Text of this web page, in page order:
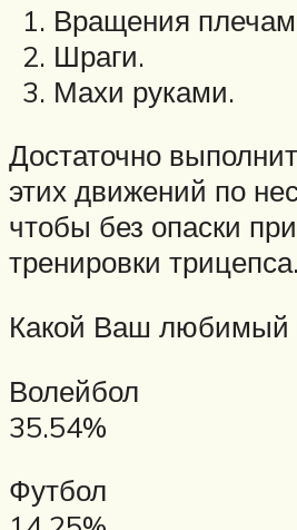
Вращения
Шраги.
Махи руками.
Достаточно
этих движений по
чтобы без опаски
тренировки трицепса.
Какой Ваш любимый
Волейбол
35.54%
Футбол